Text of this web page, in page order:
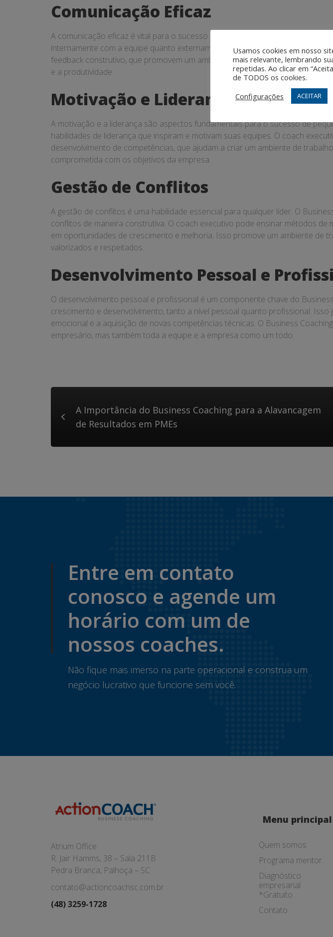
Comunicação Eficaz
A comunicação eficaz é vital para o sucesso de qualquer equipe. O Business
internamente com a equipe quanto externamente com clientes e parceiros.
feedback construtivo, que promovem um ambiente de trabalho colaborativo
e a produtividade.
Motivação e Liderança
A motivação e a liderança são aspectos fundamentais para o sucesso de
habilidades de liderança que inspiram e motivam suas equipes. O coach
desenvolvimento de competências, que ajudam a criar um ambiente de
comprometida com os objetivos da empresa.
Gestão de Conflitos
A gestão de conflitos é uma habilidade essencial para qualquer líder. O
conflitos de maneira construtiva. O coach executivo pode ensinar métodos
em oportunidades de crescimento e melhoria. Isso promove um ambiente
valorizados e respeitados.
Desenvolvimento Pessoal e
O desenvolvimento pessoal e profissional é um componente chave do
crescimento e desenvolvimento, tanto a nível pessoal quanto profissional.
emocional e a aquisição de novas competências técnicas. O Business
empresário, mas também toda a equipe e a empresa como um todo.
A Importância do Business Coaching para a Alavancagem
de Resultados em PMEs
Entre em contato
conosco e agende um
horário com um de
nossos coaches.
Não fique mais imerso na parte operacional e construa um
negócio lucrativo que funcione sem você.
Atrium Office
R. Jair Hamms, 38 – Sala 211B
Pedra Branca, Palhoça – SC
contato@actioncoachsc.com.br
(48) 3259-1728
Menu principal
Quem somos
Programa mentor
Diagnóstico
empresarial
*Gratuito
Contato
Usamos cookies em nosso
mais relevante, lembrando
repetidas. Ao clicar em
de TODOS os cookies.
Configurações
ACEITAR